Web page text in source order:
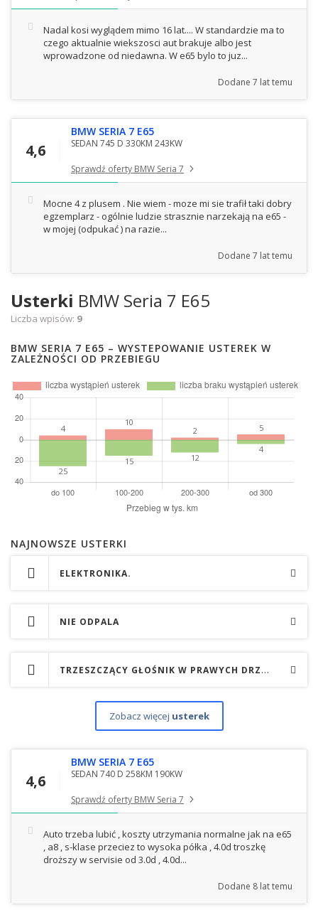
Nadal kosi wyglądem mimo 16 lat.... W standardzie ma to
czego aktualnie wiekszosci aut brakuje albo jest
wprowadzone od niedawna. W e65 bylo to juz...
Dodane 7 lat temu
4,6
BMW SERIA 7 E65
SEDAN 745 D 330KM 243KW
Sprawdź oferty BMW Seria 7
Mocne 4 z plusem . Nie wiem - moze mi sie trafił taki dobry
egzemplarz - ogólnie ludzie strasznie narzekają na e65 -
w mojej (odpukać ) na razie...
Dodane 7 lat temu
Usterki BMW Seria 7 E65
Liczba wpisów: 9
BMW SERIA 7 E65 – WYSTEPOWANIE USTEREK W
ZALEŻNOŚCI OD PRZEBIEGU
NAJNOWSZE USTERKI
ELEKTRONIKA.
NIE ODPALA
TRZESZCZĄCY GŁOŚNIK W PRAWYCH DRZWIACH
Zobacz więcej usterek
4,6
BMW SERIA 7 E65
SEDAN 740 D 258KM 190KW
Sprawdź oferty BMW Seria 7
Auto trzeba lubić , koszty utrzymania normalne jak na e65
, a8 , s-klase przeciez to wysoka półka , 4.0d troszkę
droższy w servisie od 3.0d , 4.0d...
Dodane 8 lat temu